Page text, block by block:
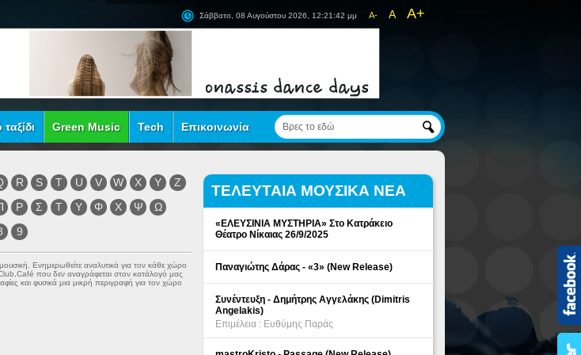
A- A A+
Σάββατο, 08 Αυγούστου 2026, 12:21:42 μμ
Green Music Tech Επικοινωνία
R S T U V W X Y
Z
Ρ Σ Τ Υ Φ Χ Ψ
Ω
9
μουσική. Ενημερωθείτε αναλυτικά για τον κάθε χώρο
που δεν αναγράφεται στον κατάλογό μας
και φυσικά μια μικρή περιγραφή για τον χώρο
ΤΕΛΕΥΤΑΙΑ ΜΟΥΣΙΚΑ ΝΕΑ
«ΕΛΕΥΣΙΝΙΑ ΜΥΣΤΗΡΙΑ» Στο Κατράκειο
Θέατρο Νίκαιας 26/9/2025
Παναγιώτης Δάρας - «3» (New Release)
Συνέντευξη - Δημήτρης Αγγελάκης (Dimitris
Angelakis)
Επιμέλεια : Ευθύμης Παράς